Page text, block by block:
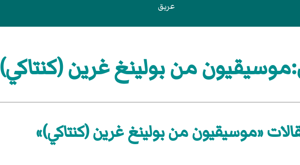
عريق
من بولينغ غرين (كنتاكي)
«موسيقيون من بولينغ غرين (كنتاكي)»